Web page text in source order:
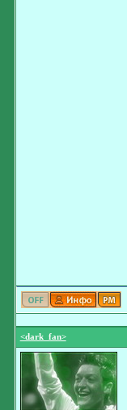
<dark_fan>